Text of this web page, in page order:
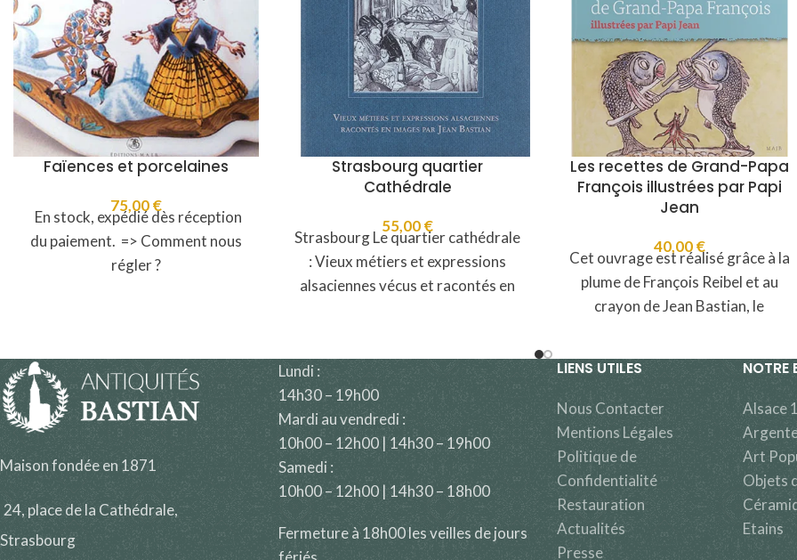
Faïences et porcelaines
75,00€
En stock, expédié dès réception
du paiement. => Comment nous
régler ?
Strasbourg quartier
Cathédrale
55,00€
Strasbourg Le quartier cathédrale
: Vieux métiers et expressions
alsaciennes vécus et racontés en
Les recettes de Grand-Papa
François illustrées par Papi
Jean
40,00€
Cet ouvrage est réalisé grâce à la
plume de François Reibel et au
crayon de Jean Bastian, le
Maison fondée en 1871
24, place de la Cathédrale,
Strasbourg
Lundi :
14h30 – 19h00
Mardi au vendredi :
10h00 – 12h00 | 14h30 – 19h00
Samedi :
10h00 – 12h00 | 14h30 – 18h00
Fermeture à 18h00 les veilles de jours
LIENS UTILES
Nous Contacter
Mentions Légales
Politique de
Confidentialité
Restauration
Actualités
Presse
NOTRE
Alsace
Art
Objets
Etains